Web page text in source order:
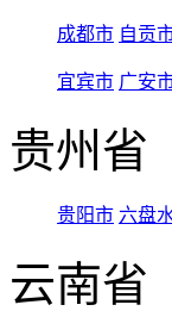
成都市 自贡
宜宾市 广安
贵州省
贵阳市 六盘
云南省